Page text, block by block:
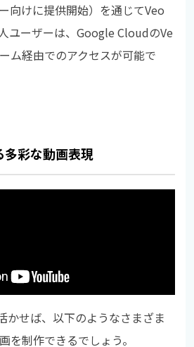
向けに提供開始）を通じてVeo
ユーザーは、Google CloudのVe
ム経由でのアクセスが可能で
彩な動画表現
かせば、以下のようなさまざま
を制作できるでしょう。